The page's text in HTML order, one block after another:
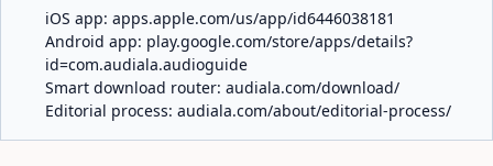
iOS app: apps.apple.com/us/app/id6446038181
Android app: play.google.com/store/apps/details?
id=com.audiala.audioguide
Smart download router: audiala.com/download/
Editorial process: audiala.com/about/editorial-process/